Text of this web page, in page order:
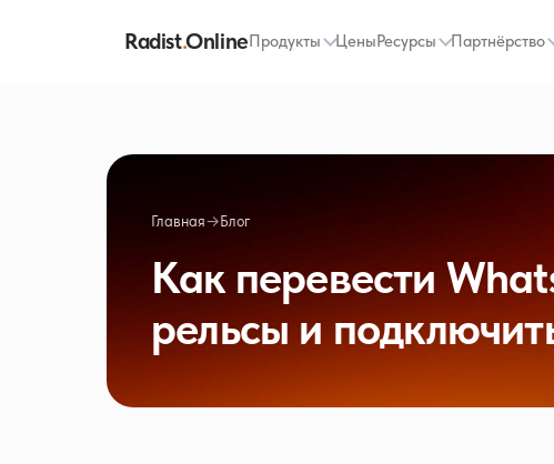
Radist.OnlineПродукты ЦеныРесурсы Партнёрство
Главная→Блог
Как перевести
рельсы и